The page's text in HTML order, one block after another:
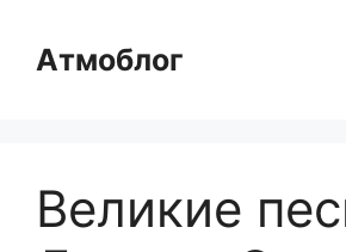
содержимому
Атмоблог
Великие